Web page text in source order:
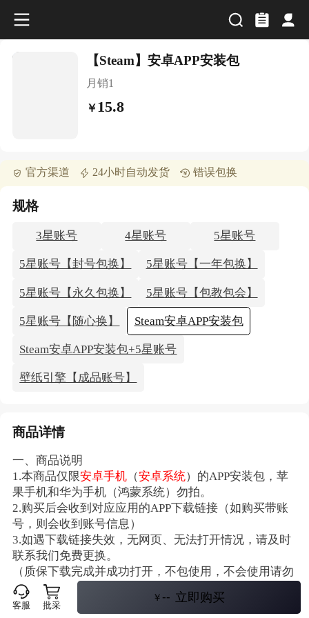
【Steam】安卓APP安装包
月销1
￥15.8
官方渠道 24小时自动发货 错误包换
规格
3星账号 4星账号 5星账号
5星账号【封号包换】 5星账号【一年包换】
5星账号【永久包换】 5星账号【包教包会】
5星账号【随心换】 Steam安卓APP安装包
Steam安卓APP安装包+5星账号
壁纸引擎【成品账号】
商品详情
一、商品说明
1.本商品仅限安卓手机（安卓系统）的APP安装包，苹
果手机和华为手机（鸿蒙系统）勿拍。
2.购买后会收到对应应用的APP下载链接（如购买带账
号，则会收到账号信息）
3.如遇下载链接失效，无网页、无法打开情况，请及时
联系我们免费更换。
（质保下载完成并成功打开，不包使用，不会使用请勿
下单，如软件下载后出现的各种登录问题不进行售后，
请自行百度）
客服 批采
￥ -- 立即购买